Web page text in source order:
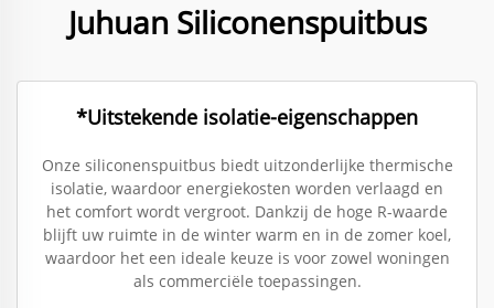
Juhuan Siliconenspuitbus
*Uitstekende isolatie-eigenschappen
Onze siliconenspuitbus biedt uitzonderlijke thermische
isolatie, waardoor energiekosten worden verlaagd en
het comfort wordt vergroot. Dankzij de hoge R-waarde
blijft uw ruimte in de winter warm en in de zomer koel,
waardoor het een ideale keuze is voor zowel woningen
als commerciële toepassingen.